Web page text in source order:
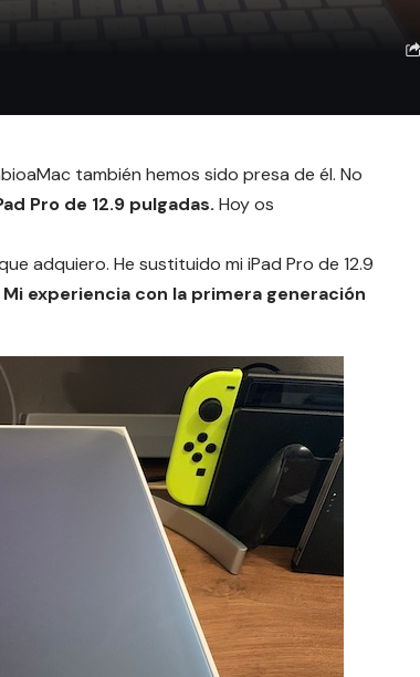
también hemos sido presa de él. No
Pro de 12.9 pulgadas. Hoy os
adquiero. He sustituido mi iPad Pro de 12.9
Mi experiencia con la primera generación